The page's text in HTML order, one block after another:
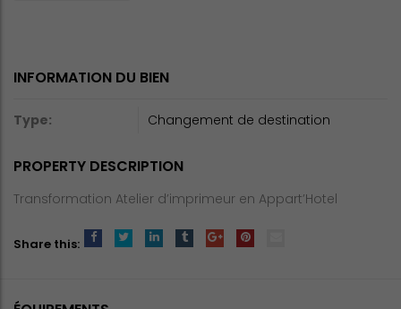
INFORMATION DU BIEN
Type: Changement de destination
PROPERTY DESCRIPTION
Transformation Atelier d’imprimeur en Appart’Hotel
Share this: